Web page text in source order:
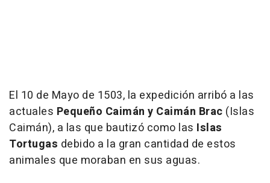
El 10 de Mayo de 1503, la expedición arribó a las
actuales Pequeño Caimán y Caimán Brac (Islas
Caimán), a las que bautizó como las Islas
Tortugas debido a la gran cantidad de estos
animales que moraban en sus aguas.